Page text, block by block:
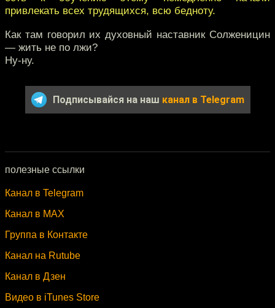
привлекать всех трудящихся, всю бедноту.
Как там говорил их духовный наставник Солженицин
— жить не по лжи?
Ну-ну.
Подписывайся на наш канал в Telegram
полезные ссылки
Канал в Telegram
Канал в MAX
Группа в Контакте
Канал на Rutube
Канал в Дзен
Видео в iTunes Store